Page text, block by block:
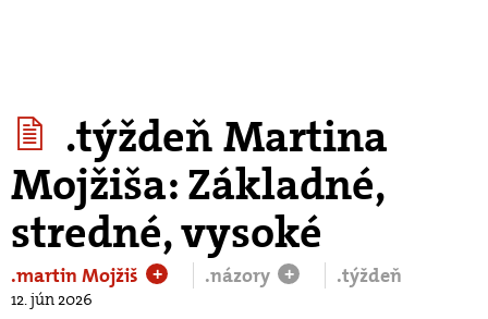
.týždeň Martina
Mojžiša: Základné,
stredné, vysoké
.martin Mojžiš + .názory + .týždeň
12. jún 2026